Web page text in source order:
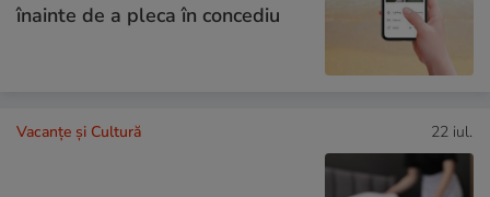
înainte de a pleca în concediu
Vacanțe și Cultură 22 iul.